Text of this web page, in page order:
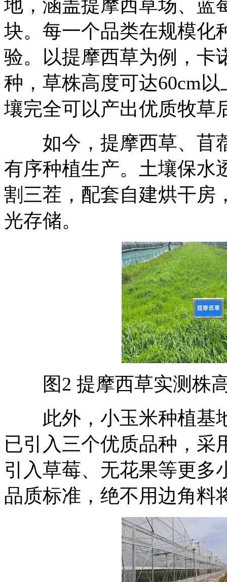
地，涵盖提摩西草场、蓝
块。每一个品类在规模化
验。以提摩西草为例，卡
种，草株高度可达60cm
壤完全可以产出优质牧草
如今，提摩西草、苜
有序种植生产。土壤保水
割三茬，配套自建烘干房
光存储。
图2 提摩西草实测株高
此外，小玉米种植基
已引入三个优质品种，采
引入草莓、无花果等更多
品质标准，绝不用边角料